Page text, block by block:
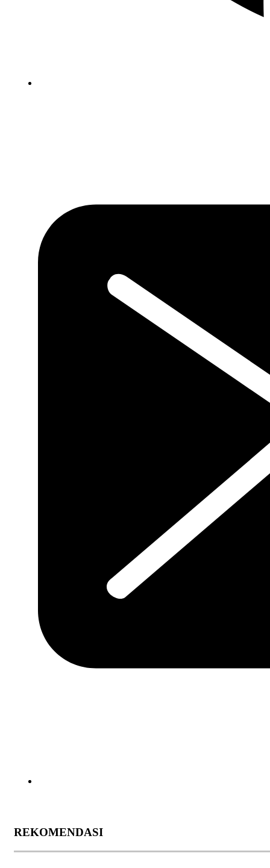
REKOMENDASI